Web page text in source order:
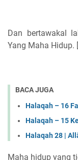
Dan bertawakal
Yang Maha Hidup.
BACA JUGA
Halaqah – 16
Halaqah 28 |
Maha hidup yang